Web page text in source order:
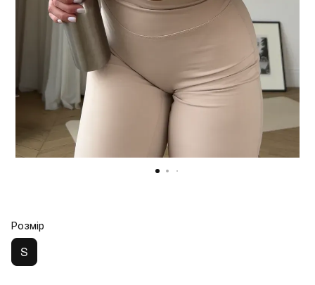
Розмір
S